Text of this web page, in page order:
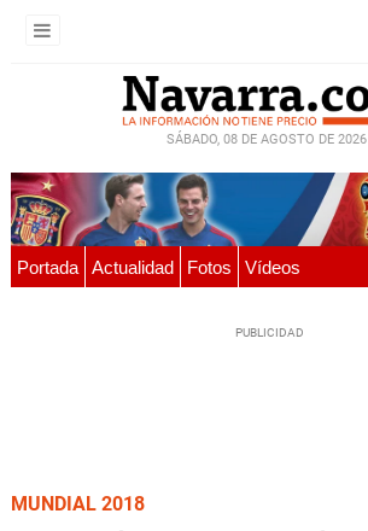
SÁBADO, 08 DE AGOSTO DE 2026
Portada Actualidad Fotos Vídeos
MUNDIAL 2018